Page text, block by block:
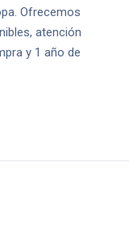
Ofrecemos
atención
y 1 año de